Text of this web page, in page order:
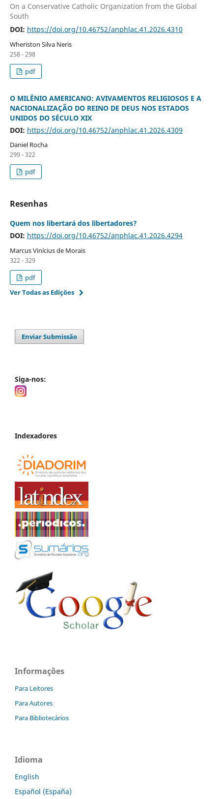
On a Conservative Catholic Organization from the Global
South
DOI: https://doi.org/10.46752/anphlac.41.2026.4310
Wheriston Silva Neris
258 - 298
pdf
O MILÊNIO AMERICANO: AVIVAMENTOS RELIGIOSOS E A
NACIONALIZAÇÃO DO REINO DE DEUS NOS ESTADOS
UNIDOS DO SÉCULO XIX
DOI: https://doi.org/10.46752/anphlac.41.2026.4309
Daniel Rocha
299 - 322
pdf
Resenhas
Quem nos libertará dos libertadores?
DOI: https://doi.org/10.46752/anphlac.41.2026.4294
Marcus Vinícius de Morais
322 - 329
pdf
Ver Todas as Edições
Enviar Submissão
Siga-nos:
Indexadores
Informações
Para Leitores
Para Autores
Para Bibliotecários
Idioma
English
Español (España)